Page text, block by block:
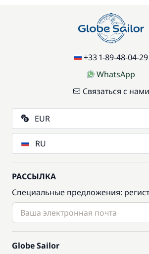
+33 1-89-48-04-29
WhatsApp
Связаться с нами
EUR
RU
РАССЫЛКА
Специальные предложения:
Globe Sailor